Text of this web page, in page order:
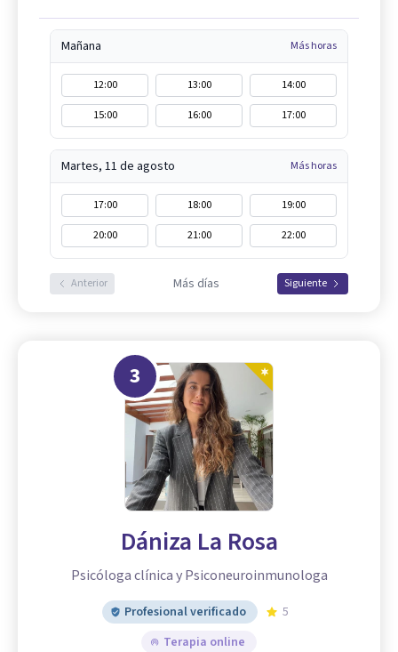
Mañana Más horas
12:00 13:00
14:00
15:00
16:00 17:00
Martes, 11 de agosto Más horas
17:00 18:00
19:00
20:00
21:00 22:00
Anterior Más días Siguiente
3
Dániza La Rosa
Psicóloga clínica y Psiconeuroinmunologa
Profesional verificado
5
Terapia online